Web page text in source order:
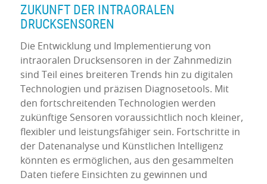
ZUKUNFT DER INTRAORALEN
DRUCKSENSOREN
Die Entwicklung und Implementierung von
intraoralen Drucksensoren in der Zahnmedizin
sind Teil eines breiteren Trends hin zu digitalen
Technologien und präzisen Diagnosetools. Mit
den fortschreitenden Technologien werden
zukünftige Sensoren voraussichtlich noch kleiner,
flexibler und leistungsfähiger sein. Fortschritte in
der Datenanalyse und Künstlichen Intelligenz
könnten es ermöglichen, aus den gesammelten
Daten tiefere Einsichten zu gewinnen und